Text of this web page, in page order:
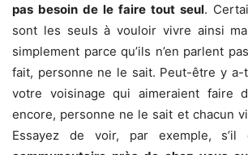
pas besoin de le faire tout seul.
sont les seuls à vouloir vivre ainsi
simplement parce qu’ils n’en parlent
fait, personne ne le sait. Peut-être y
votre voisinage qui aimeraient faire
encore, personne ne le sait et chacun
Essayez de voir, par exemple,